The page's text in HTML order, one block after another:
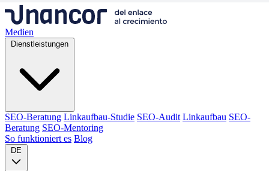
Medien
Dienstleistungen
SEO-Beratung Linkaufbau-Studie SEO-Audit Linkaufbau SEO-
Beratung SEO-Mentoring
So funktioniert es Blog
DE